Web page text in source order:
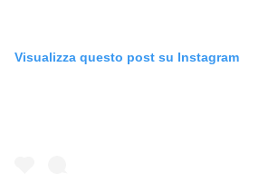
Visualizza questo post su Instagram